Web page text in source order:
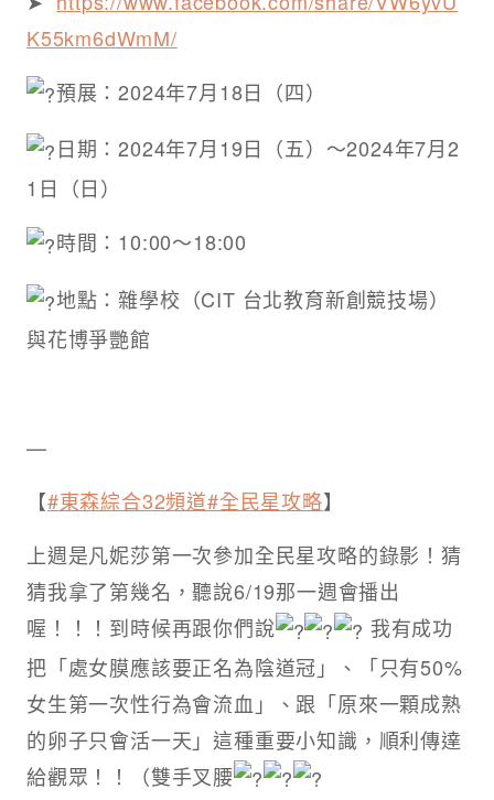
K55km6dWmM/
預展：2024年7月18日（四）
日期：2024年7月19日（五）～2024年7月2
1日（日）
時間：10:00～18:00
地點：雜學校（CIT 台北教育新創競技場）
與花博爭艷館
—
【#東森綜合32頻道#全民星攻略】
上週是凡妮莎第一次參加全民星攻略的錄影！猜
猜我拿了第幾名，聽說6/19那一週會播出
喔！！！到時候再跟你們說
我有成功
把「處女膜應該要正名為陰道冠」、「只有50%
女生第一次性行為會流血」、跟「原來一顆成熟
的卵子只會活一天」這種重要小知識，順利傳達
給觀眾！！（雙手叉腰